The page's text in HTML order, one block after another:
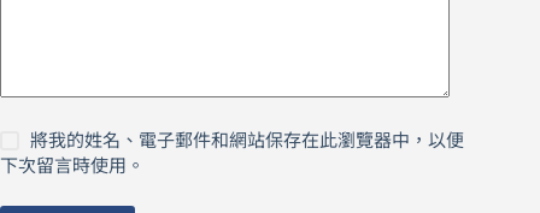
將我的姓名、電子郵件和網站保存在此瀏覽器中，以便
下次留言時使用。